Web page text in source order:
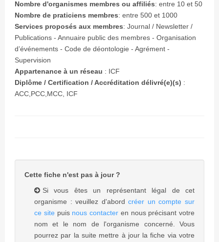
Nombre d'organismes membres ou affiliés: entre 10 et 50
Nombre de praticiens membres: entre 500 et 1000
Services proposés aux membres: Journal / Newsletter /
Publications - Annuaire public des membres - Organisation
d’événements - Code de déontologie - Agrément -
Supervision
Appartenance à un réseau : ICF
Diplôme / Certification / Accréditation délivré(e)(s) :
ACC,PCC,MCC, ICF
Cette fiche n'est pas à jour ?
Si vous êtes un représentant légal de cet
organisme : veuillez d'abordcréer un compte sur
ce sitepuis nous contacter en nous précisant votre
nom et le nom de l'organisme concerné. Vous
pourrez par la suite mettre à jour la fiche via votre